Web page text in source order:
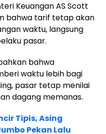
Keuangan AS Scott
bahwa tarif tetap akan
waktu, langsung
pasar.
bahwa
waktu lebih bagi
pasar tetap menilai
dagang memanas.
Tipis, Asing
Pekan Lalu